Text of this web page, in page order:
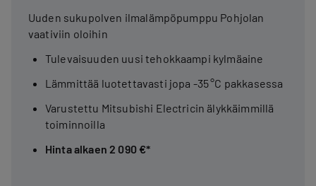
Uuden sukupolven ilmalämpöpumppu Pohjolan
vaativiin oloihin
Tulevaisuuden uusi tehokkaampi kylmäaine
Lämmittää luotettavasti jopa -35 °C pakkasessa
Varustettu Mitsubishi Electricin älykkäimmillä
toiminnoilla
Hinta alkaen 2 090 €*